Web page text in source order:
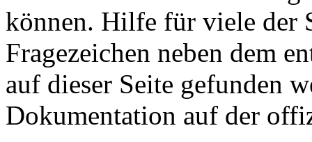
können. Hilfe für viele der
Fragezeichen neben dem
auf dieser Seite gefunden
Dokumentation auf der